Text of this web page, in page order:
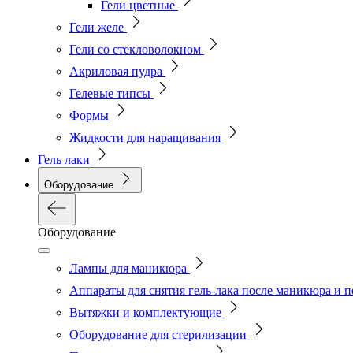
Гели цветные
Гели желе
Гели со стекловолокном
Акриловая пудра
Гелевые типсы
Формы
Жидкости для наращивания
Гель лаки
Оборудование
Оборудование
Лампы для маникюра
Аппараты для снятия гель-лака после маникюра и
Вытяжки и комплектующие
Оборудование для стерилизации